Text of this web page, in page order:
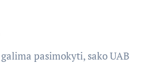
pasimokyti, sako UAB